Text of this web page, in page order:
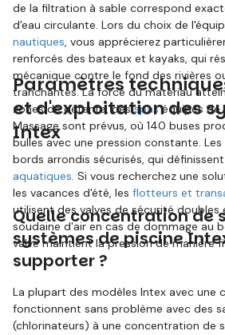
de la filtration à sable correspond
d'eau circulante. Lors du choix de
nautiques, vous apprécierez
renforcés des bateaux et kayaks, qui
mécanique contre le fond des rivières
tranchantes. La force du matériau
zones de détente, desspaséquipés de
Massage sont prévus, où 140 buses
bulles avec une pression constante.
bords arrondis sécurisés, qui
aquatiques. Si vous recherchez une
les vacances d'été, les flotteurs et
utilisent des valves de sécurité
soudaine d'air en cas de dommage au
valve maintient la pression de manière
Paramètres
et d'exploitation des
Intex
Quelle concentration de
systèmes de piscine
supporter ?
La plupart des modèles Intex avec une
fonctionnent sans problème avec des
(chlorinateurs) à une concentration de